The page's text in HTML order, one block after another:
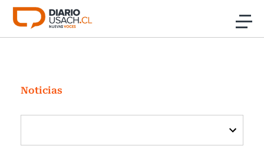
Click acá para ir directamente al contenido
Investigación
Cultura
Programas Radio y TV Usach
Noticias